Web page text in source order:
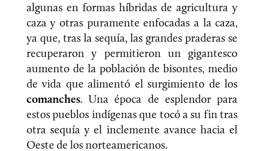
algunas en formas híbridas de agricultura y
caza y otras puramente enfocadas a la caza,
ya que, tras la sequía, las grandes praderas se
recuperaron y permitieron un gigantesco
aumento de la población de bisontes, medio
de vida que alimentó el surgimiento de los
comanches. Una época de esplendor para
estos pueblos indígenas que tocó a su fin tras
otra sequía y el inclemente avance hacia el
Oeste de los norteamericanos.